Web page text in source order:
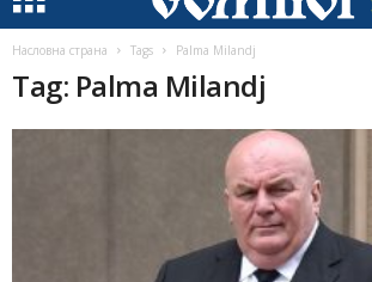
Насловна страна Tags Palma Milandj
Tag: Palma Milandj